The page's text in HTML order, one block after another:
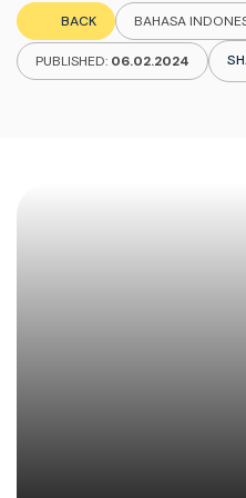
BACK BAHASA
PUBLISHED: 06.02.2024